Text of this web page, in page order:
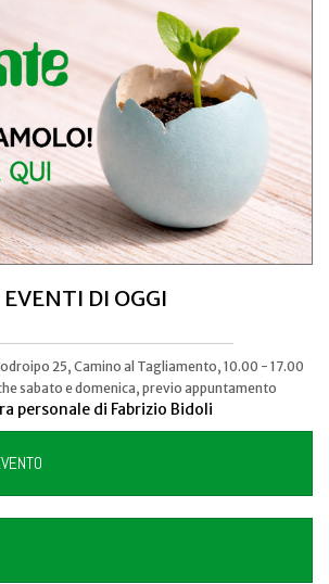
EVENTI DI OGGI
25, Camino al Tagliamento, 10.00 - 17.00
sabato e domenica, previo appuntamento
personale di Fabrizio Bidoli
Garibaldi, Codroipo, 21:00
Codroipo balla